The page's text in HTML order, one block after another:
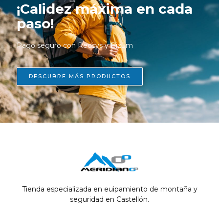
¡Calidez máxima en cada
paso!
Pago seguro con Redsys y Bizum
DESCUBRE MÁS PRODUCTOS
Tienda especializada en euipamiento de montaña y
seguridad en Castellón.